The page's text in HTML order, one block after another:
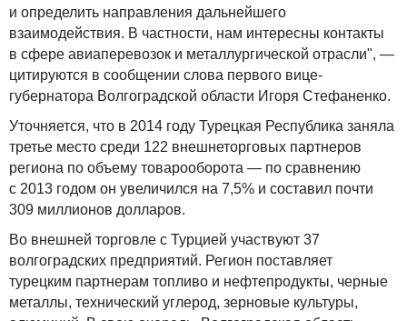
и определить направления дальнейшего
взаимодействия. В частности, нам интересны контакты
в сфере авиаперевозок и металлургической отрасли", —
цитируются в сообщении слова первого вице-
губернатора Волгоградской области Игоря Стефаненко.
Уточняется, что в 2014 году Турецкая Республика заняла
третье место среди 122 внешнеторговых партнеров
региона по объему товарооборота — по сравнению
с 2013 годом он увеличился на 7,5% и составил почти
309 миллионов долларов.
Во внешней торговле с Турцией участвуют 37
волгоградских предприятий. Регион поставляет
турецким партнерам топливо и нефтепродукты, черные
металлы, технический углерод, зерновые культуры,